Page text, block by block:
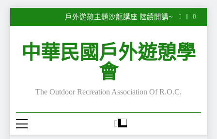
子
2026第28屆休閒、遊憩、觀光學術研討會暨國際
論壇 公開徵稿中~
戶外遊憩主題沙龍講座 陸續開講~
“Serious Leisure”專欄—嚴肅休閒的嚴肅性與不嚴
子
2026第28屆休閒、遊憩、觀光學術研討會暨國際
論壇 公開徵稿中~
戶外遊憩主題沙龍講座 陸續開講~
“Serious Leisure”專欄—嚴肅休閒的嚴肅性與不嚴
肅性—自我認同之旅
“Serious Leisure”專欄— 每一段路，都是一面鏡
中華民國戶外遊憩學
會
The Outdoor Recreation Association Of R.O.C.